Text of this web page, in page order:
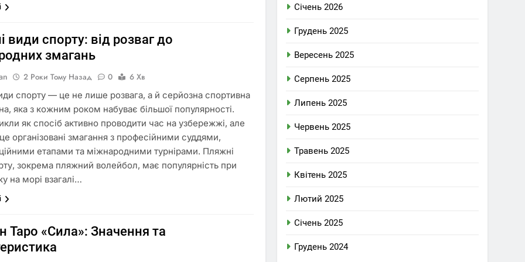
види спорту: від розваг до
змагань
2 Роки Тому Назад 0
6 Хв
спорту — це не лише розвага, а й серйозна спортивна
яка з кожним роком набуває більшої популярності.
як спосіб активно проводити час на узбережжі, але
організовані змагання з професійними суддями,
етапами та міжнародними турнірами. Пляжні
зокрема пляжний волейбол, має популярність при
на морі взагалі…
Таро «Сила»: Значення та
Січень 2026
Грудень 2025
Вересень 2025
Серпень 2025
Липень 2025
Червень 2025
Травень 2025
Квітень 2025
Лютий 2025
Січень 2025
Грудень 2024